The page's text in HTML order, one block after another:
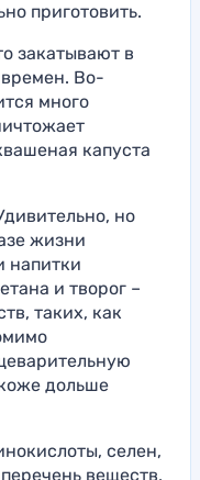
приготовить.
закатывают в
Во-
много
капуста
но
жизни
напитки
и творог –
таких, как
дольше
селен,
веществ,